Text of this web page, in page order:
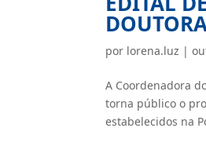
por lorena.luz |
A Coordenadora
torna público o
estabelecidos na